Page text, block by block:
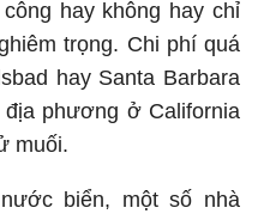
hay không hay chỉ
trọng. Chi phí quá
hay Santa Barbara
phương ở California
muối.
biển, một số nhà